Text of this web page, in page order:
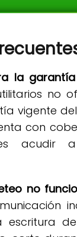
la
no
vigente
con
es acudir
no
escritura